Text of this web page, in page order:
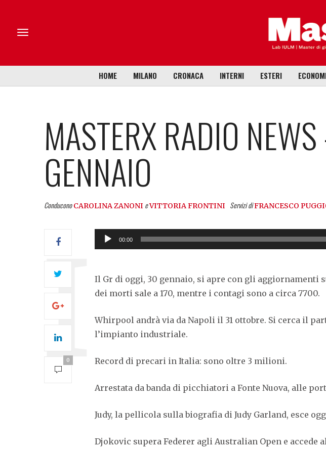
HOME MILANO CRONACA INTERNI ESTERI
MASTERX RADIO
GENNAIO
Conducono CAROLINA ZANONI eVITTORIA FRONTINI Servizi diFRANCESCO
0
Audio
00:00
Il Gr di oggi, 30 gennaio, si apre con gli aggiornamenti
dei morti sale a 170, mentre i contagi sono a circa 7700.
Whirpool andrà via da Napoli il 31 ottobre. Si cerca il
l’impianto industriale.
Record di precari in Italia: sono oltre 3 milioni.
Arrestata da banda di picchiatori a Fonte Nuova, alle
Judy, la pellicola sulla biografia di Judy Garland, esce
Djokovic supera Federer agli Australian Open e accede